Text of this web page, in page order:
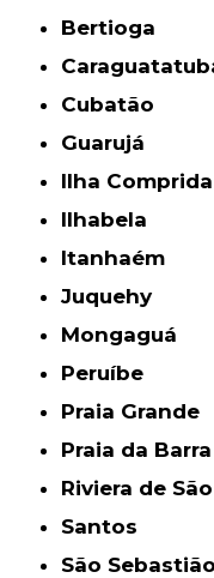
Bertioga
Cubatão
Guarujá
Ilha Comprida
Ilhabela
Itanhaém
Juquehy
Mongaguá
Peruíbe
Praia Grande
Praia da
Riviera de
Santos
São Sebastião